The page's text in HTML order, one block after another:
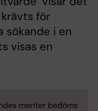
för
sökande i en
visas en
meriter bedöms